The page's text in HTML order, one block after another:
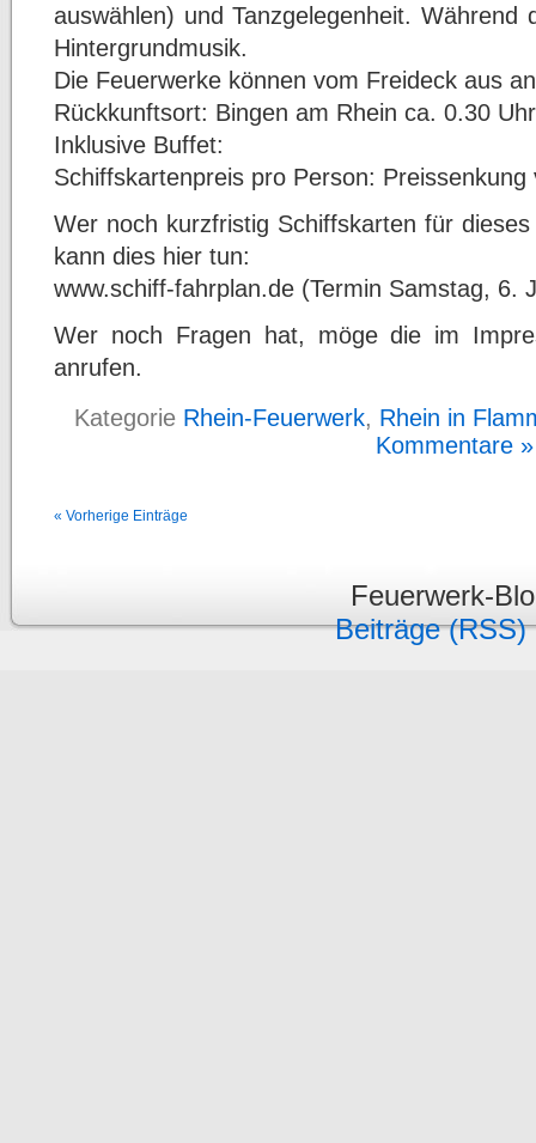
auswählen) und Tanzgelegenheit.
Hintergrundmusik.
Die Feuerwerke können vom Freideck aus
Rückkunftsort: Bingen am Rhein ca. 0.30
Inklusive Buffet:
Schiffskartenpreis pro Person:
Wer noch kurzfristig Schiffskarten für
kann dies hier tun:
www.schiff-fahrplan.de (Termin Samstag, 6.
Wer noch Fragen hat, möge die im
anrufen.
Kategorie Rhein-Feuerwerk, Rhein in
Kommentare »
« Vorherige Einträge
Feuerwerk-
Beiträge (RSS)